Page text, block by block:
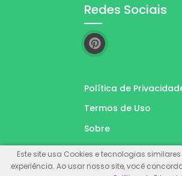
Redes Sociais
Política de
Termos de Uso
Sobre
Contato
Acessar Dados
Este site usa Cookies e tecnologias
experiência. Ao usar nosso site, você